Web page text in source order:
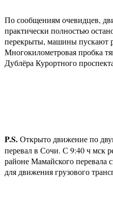
По сообщениям очевидцев,
практически полностью
перекрыты, машины пускают
Многокилометровая пробка
Дублёра Курортного
P.S.Открыто движение по
перевал в Сочи. С 9:40 ч мск
районе Мамайского перевала
для движения грузового